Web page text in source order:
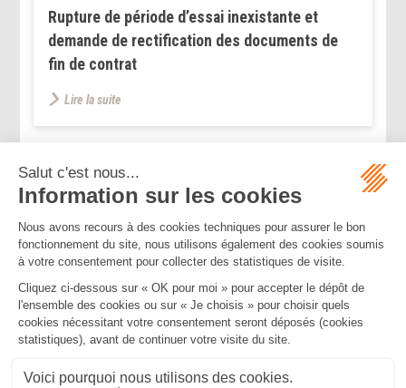
Rupture de période d’essai inexistante et
demande de rectification des documents de
fin de contrat
Lire la suite
<< < ... 216
>>
Mentions légalesPolitique de confidentialitéPolitique de cookies
Plan du site
MBA ET ASSOCIÉS